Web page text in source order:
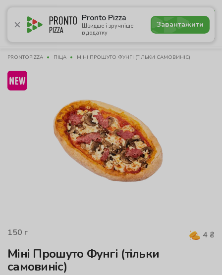
Pronto Pizza
Швидше і зручніше
в додатку
Завантажити
5.0
Акції Піца Суші Сети Бургери Комбо
PRONTOPIZZA ПІЦА МІНІ ПРОШУТО ФУНГІ (ТІЛЬКИ САМОВИНІС)
150 г 4 ₴
Міні Прошуто Фунгі (тільки
самовиніс)